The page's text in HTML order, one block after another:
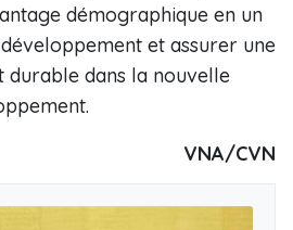
démographique en un
et assurer une
durable dans la nouvelle
VNA/CVN